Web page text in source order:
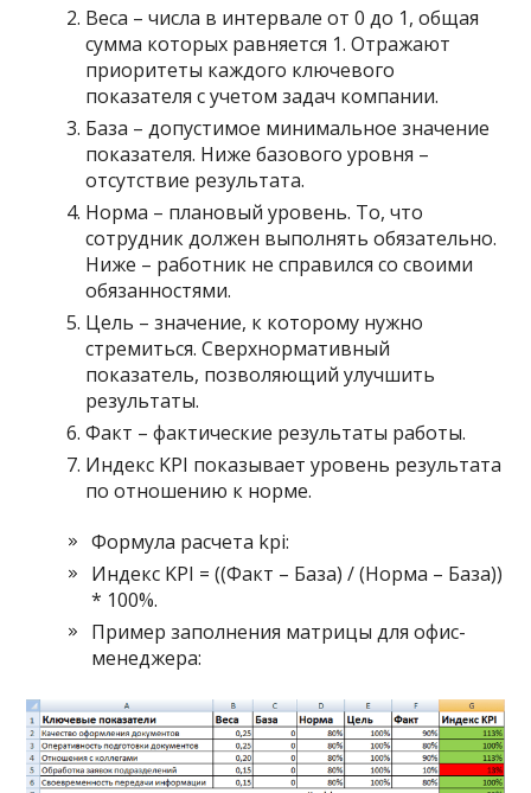
Веса – числа в интервале от 0 до 1, общая
сумма которых равняется 1. Отражают
приоритеты каждого ключевого
показателя с учетом задач компании.
База – допустимое минимальное значение
показателя. Ниже базового уровня –
отсутствие результата.
Норма – плановый уровень. То, что
сотрудник должен выполнять обязательно.
Ниже – работник не справился со своими
обязанностями.
Цель – значение, к которому нужно
стремиться. Сверхнормативный
показатель, позволяющий улучшить
результаты.
Факт – фактические результаты работы.
Индекс KPI показывает уровень результата
по отношению к норме.
Формула расчета kpi:
Индекс KPI = ((Факт – База) / (Норма – База))
* 100%.
Пример заполнения матрицы для офис-
менеджера: